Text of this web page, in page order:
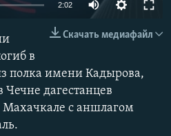
2:02
Скачать медиафайл
в
полка имени Кадырова,
дагестанцев
Махачкале с аншлагом